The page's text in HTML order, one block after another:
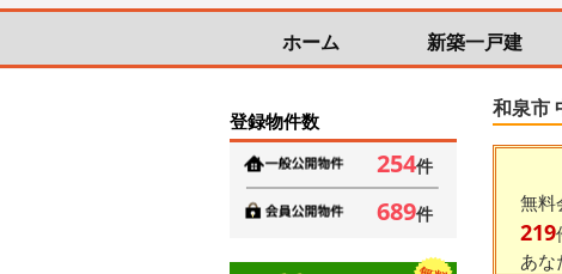
ホーム 新築一戸建
和泉市
無料
219
あな
登録物件数
254件
689件